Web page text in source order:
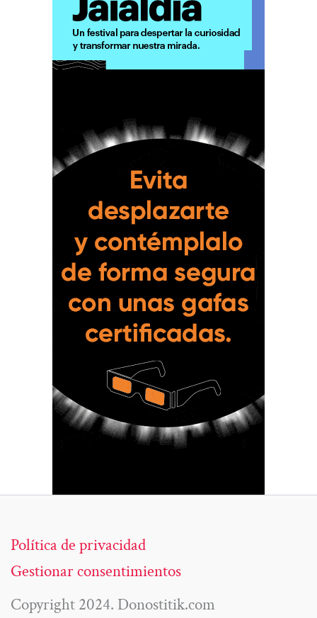
Política de privacidad
Gestionar consentimientos
Copyright 2024. Donostitik.com